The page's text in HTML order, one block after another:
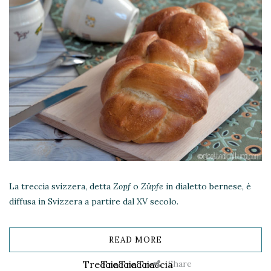
La treccia svizzera, detta Zopfo Züpfe in dialetto bernese, è
diffusa in Svizzera a partire dal XV secolo.
READ MORE
Share
TrecciaTrecciaTrecciaTreccia